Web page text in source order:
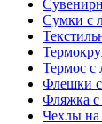
Сумки с
Термос с
Флешки
Фляжка с
Чехлы на